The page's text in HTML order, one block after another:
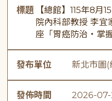
標題
【總館】115年8月
院內科部教授 李宜
座「胃癌防治・掌
發布單位 新北市圖(
發佈時間 2026-